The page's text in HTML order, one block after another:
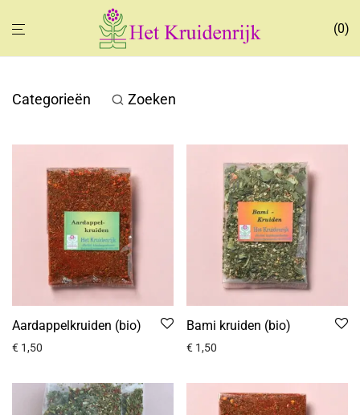
0
Categorieën Zoeken
Aardappelkruiden (bio)
€ 1,50
Bami kruiden (bio)
€ 1,50